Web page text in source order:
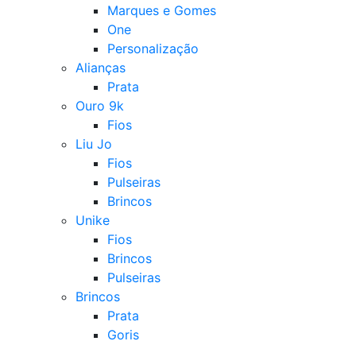
Marques e Gomes
One
Personalização
Alianças
Prata
Ouro 9k
Fios
Liu Jo
Fios
Pulseiras
Brincos
Unike
Fios
Brincos
Pulseiras
Brincos
Prata
Goris